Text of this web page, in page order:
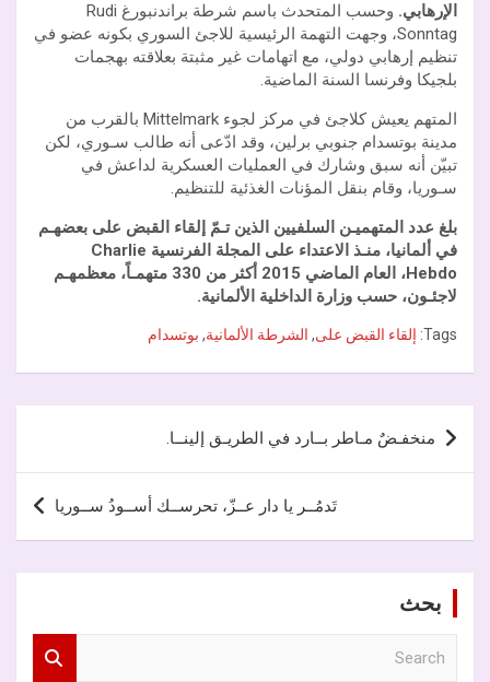
الإرهابي.
وحسب المتحدث باسم شرطة براندنبورغ Rudi
Sonntag، وجهت التهمة الرئيسية للاجئ السوري بكونه عضو في
تنظيم إرهابي دولي، مع اتهامات غير مثبتة بعلاقته بهجمات
بلجيكا وفرنسا السنة الماضية.
المتهم يعيش كلاجئ في مركز لجوء Mittelmark بالقرب من
مدينة بوتسدام جنوبي برلين، وقد ادّعى أنه طالب سـوري، لكن
تبيّن أنه سبق وشارك في العمليات العسكرية لداعش في
سـوريا، وقام بنقل المؤنات الغذئية للتنظيم.
بلغ عدد المتهميـن السلفيين الذين تـمّ إلقاء القبض على بعضهـم
في ألمانيا، منـذ الاعتداء على المجلة الفرنسية Charlie
Hebdo، العام الماضي 2015 أكثر من 330 متهمـاً، معظمهـم
لاجئـون، حسب وزارة الداخلية الألمانية.
Tags: إلقاء القبض على, الشرطة الألمانية, بوتسدام
تصفّح
المقالات
منخفـضٌ مـاطر بــارد في الطريـق إلينــا.
تَدمُــر يا دار عــزّ، تحرســك أســودُ ســوريا
بحث